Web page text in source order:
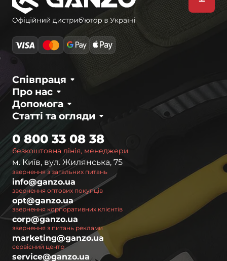
Про нас
Співпраця
Статті та огляди
Допомога
безкоштовна лінія, менеджери
0 800 33 08 38
м. Київ, вул. Жилянська, 75
звернення з загальних питань
info@ganzo.ua
звернення оптових покупців
opt@ganzo.ua
звернення корпоративних клієнтів
corp@ganzo.ua
звернення з питань реклами
marketing@ganzo.ua
сервісний центр
service@ganzo.ua